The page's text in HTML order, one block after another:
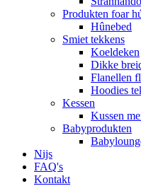
Produkten foar
Hûnebed
Smiet tekkens
Koeldeken
Dikke
Flanellen
Hoodies
Kessen
Kussen
Babyprodukten
Nijs
FAQ's
Kontakt